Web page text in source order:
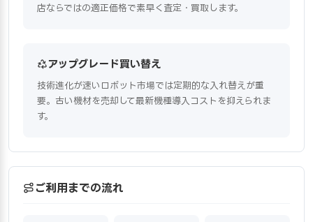
店ならではの適正価格で素早く査定・買取します。
アップグレード買い替え
技術進化が速いロボット市場では定期的な入れ替えが重
要。古い機材を売却して最新機種導入コストを抑えられま
す。
ご利用までの流れ